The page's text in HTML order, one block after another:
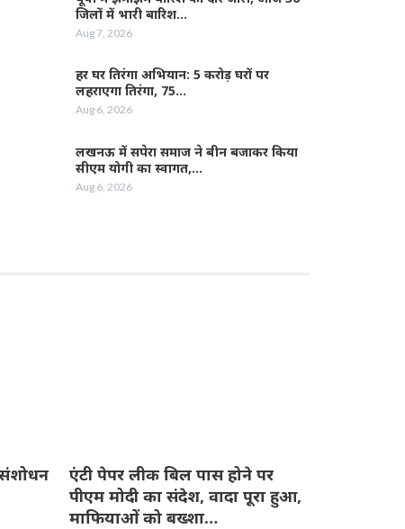
जिलों में भारी बारिश…
Aug 7, 2026
हर घर तिरंगा अभियान: 5 करोड़ घरों पर
लहराएगा तिरंगा, 75…
Aug 6, 2026
लखनऊ में सपेरा समाज ने बीन बजाकर किया
सीएम योगी का स्वागत,…
Aug 6, 2026
संशोधन
एंटी पेपर लीक बिल पास होने पर
पीएम मोदी का संदेश, वादा पूरा हुआ,
माफियाओं को बख्शा…